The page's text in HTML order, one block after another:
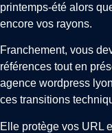
printemps-été alors
encore vos rayons.
Franchement, vous
références tout en
agence wordpress
ces transitions
Elle protège vos URL